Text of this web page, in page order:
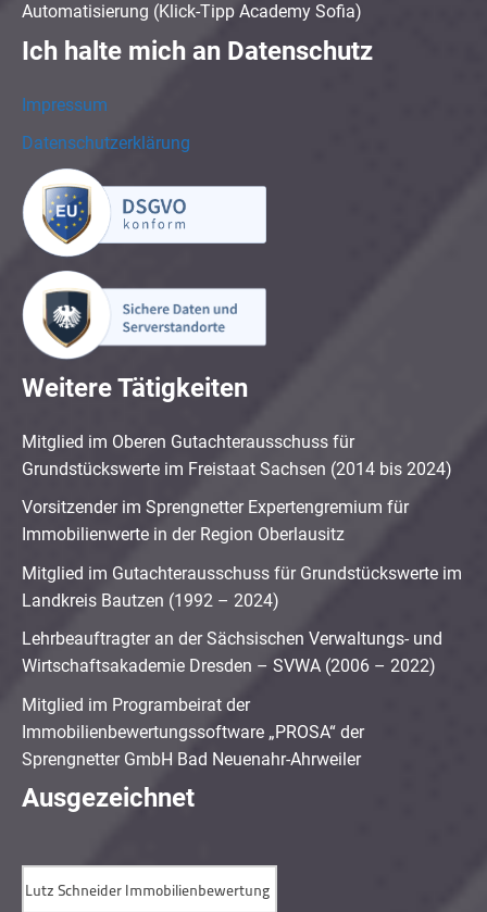
Automatisierung (Klick-Tipp Academy Sofia)
Ich halte mich an Datenschutz
Impressum
Datenschutzerklärung
Weitere Tätigkeiten
Mitglied im Oberen Gutachterausschuss für
Grundstückswerte im Freistaat Sachsen (2014 bis 2024)
Vorsitzender im Sprengnetter Expertengremium für
Immobilienwerte in der Region Oberlausitz
Mitglied im Gutachterausschuss für Grundstückswerte im
Landkreis Bautzen (1992 – 2024)
Lehrbeauftragter an der Sächsischen Verwaltungs- und
Wirtschaftsakademie Dresden – SVWA (2006 – 2022)
Mitglied im Programbeirat der
Immobilienbewertungssoftware „PROSA“ der
Sprengnetter GmbH Bad Neuenahr-Ahrweiler
Ausgezeichnet